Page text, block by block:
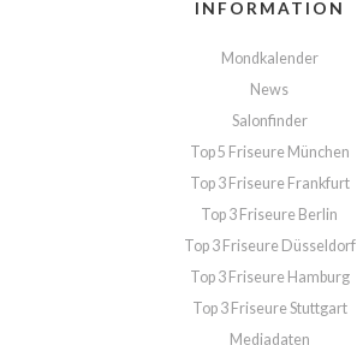
INFORMATION
Mondkalender
News
Salonfinder
Top 5 Friseure München
Top 3 Friseure Frankfurt
Top 3 Friseure Berlin
Top 3 Friseure Düsseldorf
Top 3 Friseure Hamburg
Top 3 Friseure Stuttgart
Mediadaten